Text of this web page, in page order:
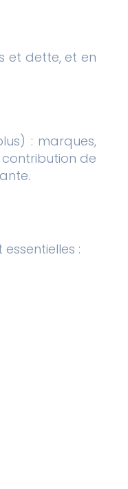
et dette, et en
: marques,
de
: